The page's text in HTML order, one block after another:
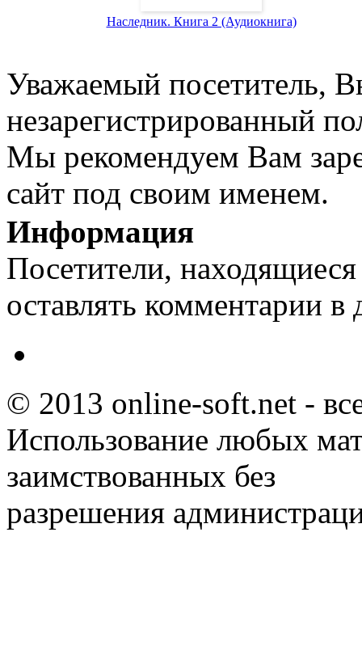
Наследник. Книга 2 (Аудиокнига)
Уважаемый посетитель,
незарегистрированный
Мы рекомендуем Вам
сайт под своим именем.
Информация
Посетители,
оставлять комментарии в
© 2013 online-soft.net -
Использование любых
заимствованных без
разрешения